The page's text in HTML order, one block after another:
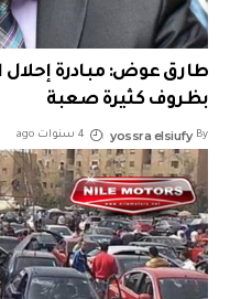
بظروف كثيرة صعبة
By
yossra elsiufy 4 سنوات ago